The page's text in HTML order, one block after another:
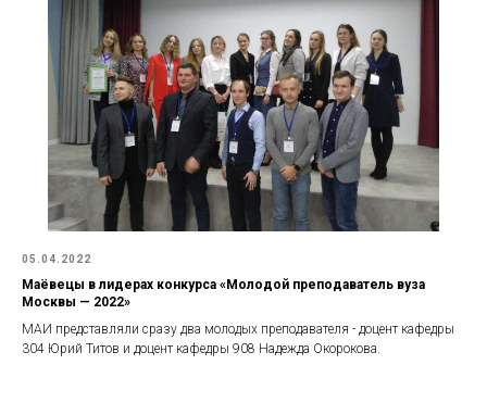
05.04.2022
Маёвецы в лидерах конкурса «Молодой преподаватель вуза
Москвы — 2022»
МАИ представляли сразу два молодых преподавателя - доцент кафедры
304 Юрий Титов и доцент кафедры 908 Надежда Окорокова.